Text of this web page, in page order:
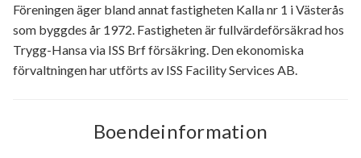
Föreningen äger bland annat fastigheten Kalla nr 1 i Västerås
som byggdes år 1972. Fastigheten är fullvärdeförsäkrad hos
Trygg-Hansa via ISS Brf försäkring. Den ekonomiska
förvaltningen har utförts av ISS Facility Services AB.
Boendeinformation